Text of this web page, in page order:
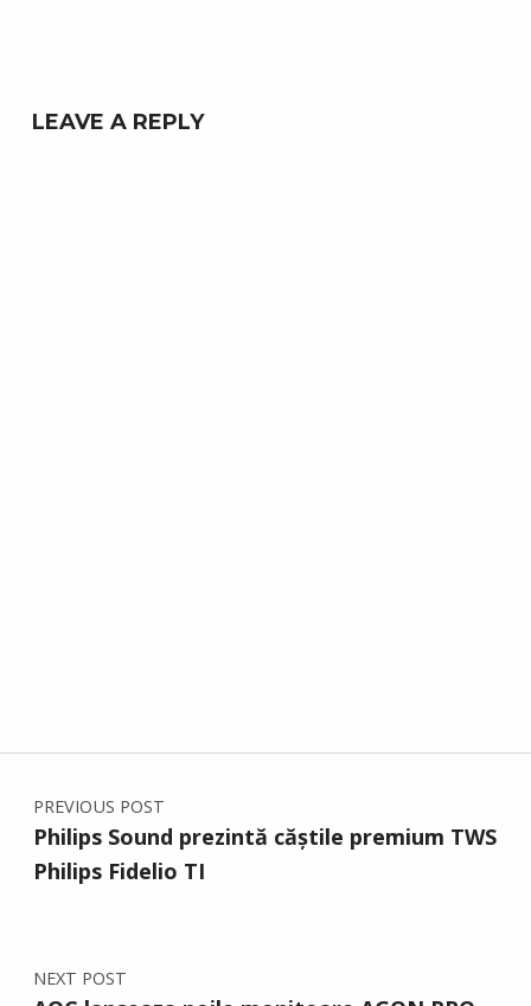
LEAVE A REPLY
Post navigation
PREVIOUS POST
Philips Sound prezintă căștile premium TWS
Philips Fidelio TI
NEXT POST